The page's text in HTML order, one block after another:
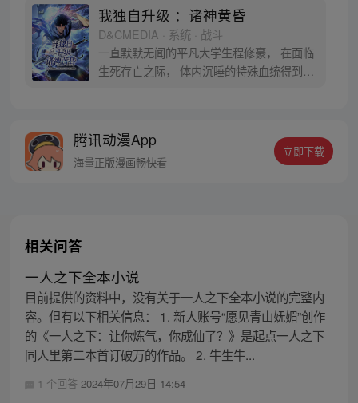
是一名实力最弱的E级猎人，在一次挑战任
务中，遇到了可怕的隐藏挑战。生死存亡之
际，他居然获得了升级系统！在系统的利用
下，他能成为最强猎人吗？
我独自升级 ：诸神黄昏
D&CMEDIA · 系统 · 战斗
一直默默无闻的平凡大学生程修豪， 在面临
生死存亡之际， 体内沉睡的特殊血统得到觉
腾讯动漫App
海量正版漫画畅快看
立即下载
相关问答
一人之下全本小说
目前提供的资料中，没有关于一人之下全本小说的完整内
容。但有以下相关信息： 1. 新人账号“愿见青山妩媚”创作
的《一人之下：让你炼气，你成仙了？》是起点一人之下
同人里第二本首订破万的作品。 2. 牛生牛...
1 个回答 2024年07月29日 14:54